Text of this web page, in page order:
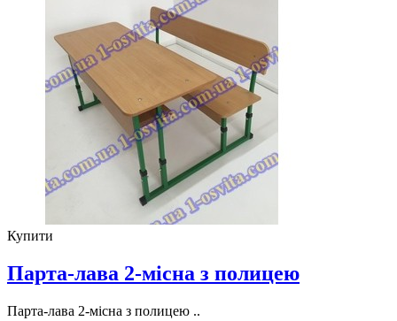
Купити
Парта-лава 2-місна з полицею
Парта-лава 2-місна з полицею ..